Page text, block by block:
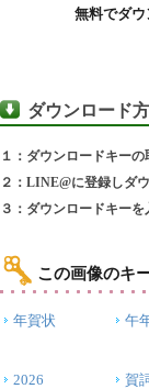
無料でダウ
ダウンロード
１：ダウンロードキー
２：LINE@に登録しダ
３：ダウンロードキー
この画像のキ
年賀状 午
2026 賀